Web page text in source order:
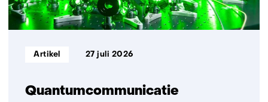
Quantumcommunicatie
Informatietype:
Artikel 27 juli 2026